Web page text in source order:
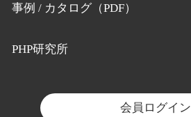
事例 / カタログ（PDF）
PHP研究所
会員ログイン